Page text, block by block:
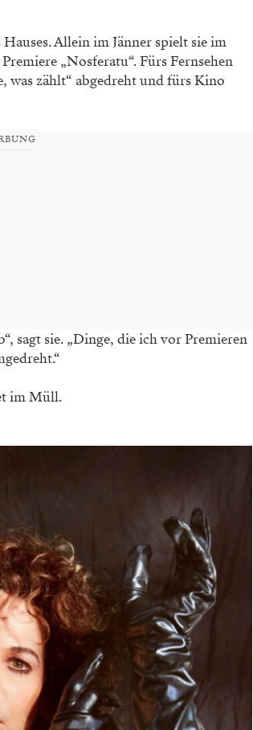
Allein im Jänner spielt sie im
„Nosferatu“. Fürs Fernsehen
was zählt“ abgedreht und fürs Kino
sagt sie. „Dinge, die ich vor Premieren
im Müll.